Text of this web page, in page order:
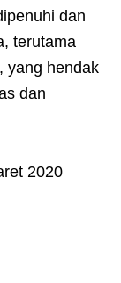
dan
terutama
yang hendak
dan
2020